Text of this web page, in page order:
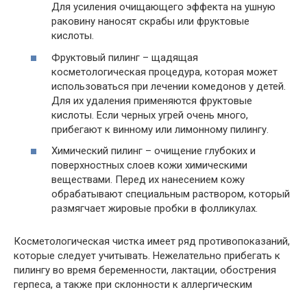
Для усиления очищающего эффекта на ушную
раковину наносят скрабы или фруктовые
кислоты.
Фруктовый пилинг – щадящая
косметологическая процедура, которая может
использоваться при лечении комедонов у детей.
Для их удаления применяются фруктовые
кислоты. Если черных угрей очень много,
прибегают к винному или лимонному пилингу.
Химический пилинг – очищение глубоких и
поверхностных слоев кожи химическими
веществами. Перед их нанесением кожу
обрабатывают специальным раствором, который
размягчает жировые пробки в фолликулах.
Косметологическая чистка имеет ряд противопоказаний,
которые следует учитывать. Нежелательно прибегать к
пилингу во время беременности, лактации, обострения
герпеса, а также при склонности к аллергическим